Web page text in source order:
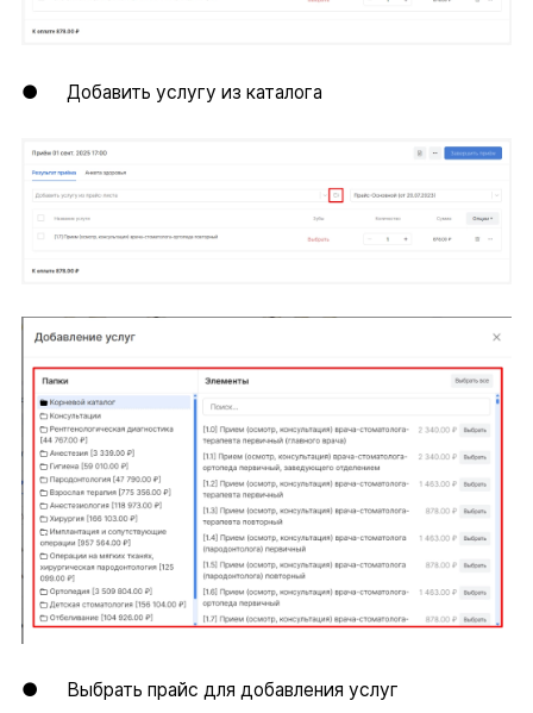
● Добавить услугу из каталога
● Выбрать прайс для добавления услуг